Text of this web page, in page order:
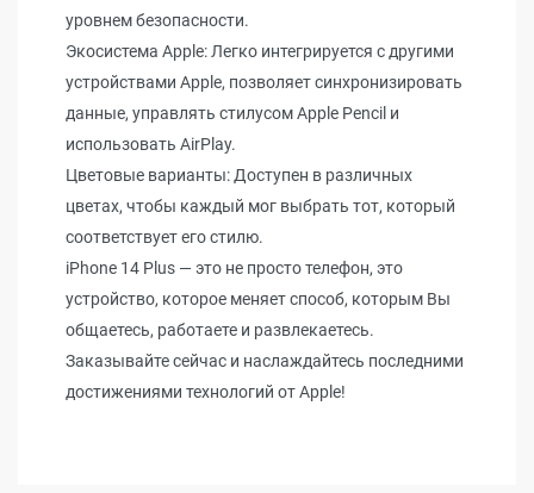
уровнем безопасности.
Экосистема Apple: Легко интегрируется с другими
устройствами Apple, позволяет синхронизировать
данные, управлять стилусом Apple Pencil и
использовать AirPlay.
Цветовые варианты: Доступен в различных
цветах, чтобы каждый мог выбрать тот, который
соответствует его стилю.
iPhone 14 Plus — это не просто телефон, это
устройство, которое меняет способ, которым Вы
общаетесь, работаете и развлекаетесь.
Заказывайте сейчас и наслаждайтесь последними
достижениями технологий от Apple!